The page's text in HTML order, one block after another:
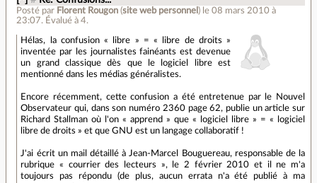
Posté par Florent Rougon (site web personnel ) le 08 mars 2010 à
23:07. Évalué à4.
Hélas, la confusion « libre » = « libre de droits »
inventée par les journalistes fainéants est devenue
un grand classique dès que le logiciel libre est
mentionné dans les médias généralistes.
Encore récemment, cette confusion a été entretenue par le Nouvel
Observateur qui, dans son numéro 2360 page 62, publie un article sur
Richard Stallman où l'on « apprend » que « logiciel libre » = « logiciel
libre de droits » et que GNU est un langage collaboratif !
J'ai écrit un mail détaillé à Jean-Marcel Bouguereau, responsable de la
rubrique « courrier des lecteurs », le 2 février 2010 et il ne m'a
toujours pas répondu (de plus, aucun errata n'a été publié à ma